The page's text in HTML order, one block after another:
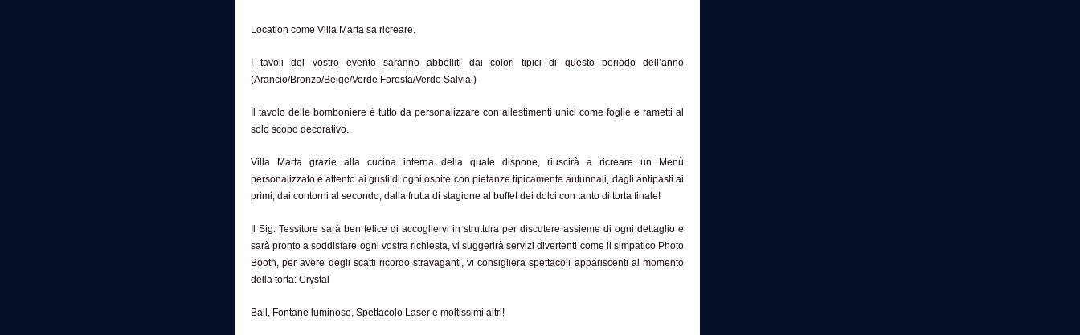
Location come Villa Marta sa ricreare.
I tavoli del vostro evento saranno abbelliti dai colori tipici di questo periodo dell’anno
(Arancio/Bronzo/Beige/Verde Foresta/Verde Salvia.)
Il tavolo delle bomboniere è tutto da personalizzare con allestimenti unici come foglie e rametti al
solo scopo decorativo.
Villa Marta grazie alla cucina interna della quale dispone, riuscirà a ricreare un Menù
personalizzato e attento ai gusti di ogni ospite con pietanze tipicamente autunnali, dagli antipasti ai
primi, dai contorni al secondo, dalla frutta di stagione al buffet dei dolci con tanto di torta finale!
Il Sig. Tessitore sarà ben felice di accogliervi in struttura per discutere assieme di ogni dettaglio e
sarà pronto a soddisfare ogni vostra richiesta, vi suggerirà servizi divertenti come il simpatico Photo
Booth, per avere degli scatti ricordo stravaganti, vi consiglierà spettacoli appariscenti al momento
della torta: Crystal
Ball, Fontane luminose, Spettacolo Laser e moltissimi altri!